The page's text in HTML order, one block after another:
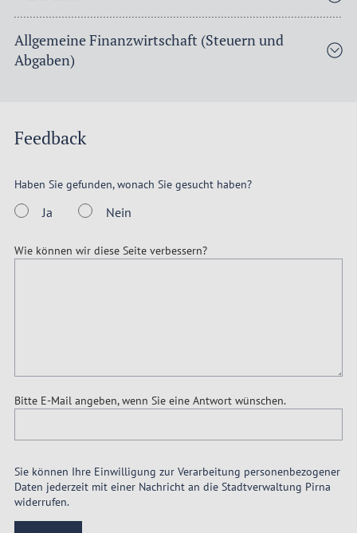
Allgemeine Finanzwirtschaft (Steuern und
Abgaben)
Feedback
Haben Sie gefunden, wonach Sie gesucht haben?
Ja Nein
Wie können wir diese Seite verbessern?
Bitte E-Mail angeben, wenn Sie eine Antwort wünschen.
Sie können Ihre Einwilligung zur Verarbeitung personenbezogener
Daten jederzeit mit einer Nachricht an die Stadtverwaltung Pirna
widerrufen.